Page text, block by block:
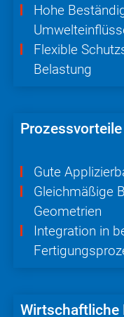
Hohe
Flexible
Belastung
Prozessvorteile
Gute
Gleichmäßige
Geometrien
Integration in
Wirtschaftliche